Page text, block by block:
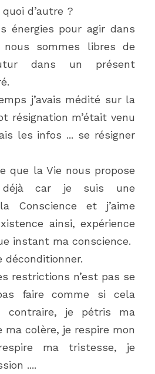
d’autre ?
énergies pour agir dans
nous sommes libres de
dans un présent
j’avais médité sur la
résignation m’était venu
les infos ... se résigner
que la Vie nous propose
déjà car je suis une
Conscience et j’aime
ainsi, expérience
instant ma conscience.
déconditionner.
restrictions n’est pas se
faire comme si cela
contraire, je pétris ma
ma colère, je respire mon
ma tristesse, je
....